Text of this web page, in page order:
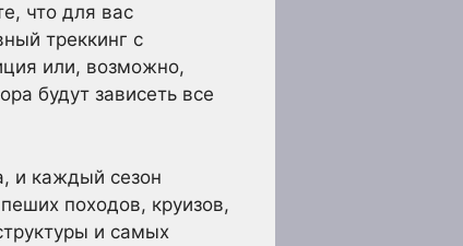
что для вас
треккинг с
или, возможно,
будут зависеть все
и каждый сезон
походов, круизов,
и самых